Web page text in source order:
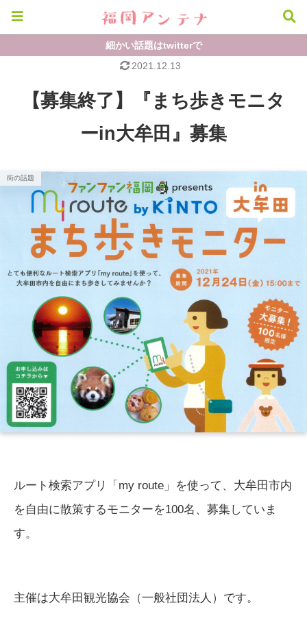
細かい話題はtwitterで
【募集終了】『まち歩きモニタ
ーin大牟田』募集
街の話題
2021.12.13
ルート検索アプリ「my route」を使って、大牟田市内
を自由に散策するモニターを100名、募集していま
す。
主催は大牟田観光協会（一般社団法人）です。